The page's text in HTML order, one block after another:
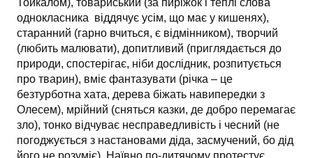
Тойкалом), товариський (за пиріжок і теплі слова
однокласника віддячує усім, що має у кишенях),
старанний (гарно вчиться, є відмінником), творчий
(любить малювати), допитливий (приглядається до
природи, спостерігає, ніби дослідник, розпитується
про тварин), вміє фантазувати (річка – це
безтурботна хата, дерева біжать навипередки з
Олесем), мрійний (сняться казки, де добро перемагає
зло), тонко відчуває несправедливість і чесний (не
погоджується з настановами діда, засмучений, бо дід
його не розуміє). Наївно по-дитячому протестує